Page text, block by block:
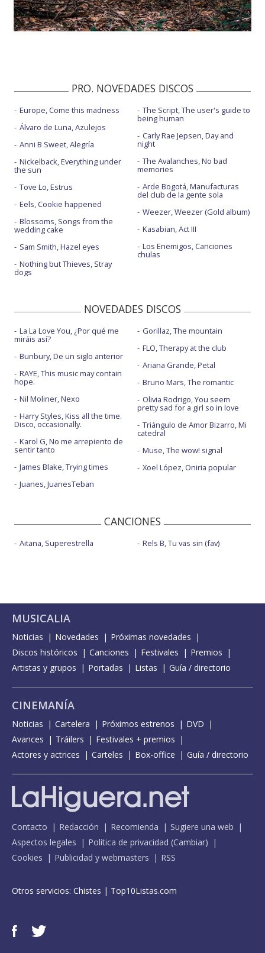
PRO. NOVEDADES DISCOS
Europe, Come this madness
Álvaro de Luna, Azulejos
Anni B Sweet, Alegría
Nickelback, Everything under
the sun
Tove Lo, Estrus
Eels, Cookie happened
Blossoms, Songs from the
wedding cake
Sam Smith, Hazel eyes
Nothing but Thieves, Stray
dogs
The Script, The user's guide to
being human
Carly Rae Jepsen, Day and
night
The Avalanches, No bad
memories
Arde Bogotá, Manufacturas
del club de la gente sola
Weezer, Weezer (Gold album)
Kasabian, Act III
Los Enemigos, Canciones
chulas
NOVEDADES DISCOS
La La Love You, ¿Por qué me
miráis así?
Bunbury, De un siglo anterior
RAYE, This music may contain
hope.
Nil Moliner, Nexo
Harry Styles, Kiss all the time.
Disco, occasionally.
Karol G, No me arrepiento de
sentir tanto
James Blake, Trying times
Juanes, JuanesTeban
Gorillaz, The mountain
FLO, Therapy at the club
Ariana Grande, Petal
Bruno Mars, The romantic
Olivia Rodrigo, You seem
pretty sad for a girl so in love
Triángulo de Amor Bizarro, Mi
catedral
Muse, The wow! signal
Xoel López, Oniria popular
CANCIONES
Aitana, Superestrella Rels B, Tu vas sin (fav)
MUSICALIA
Noticias Novedades
Próximas novedades
Discos históricos
Canciones Festivales
Premios
Artistas y grupos
Portadas Listas Guía / directorio
CINEMANÍA
Noticias Cartelera Próximos estrenos
DVD
Avances
Tráilers
Festivales + premios
Actores y actrices
Carteles Box-office Guía / directorio
Contacto Redacción Recomienda
Sugiere una web
Aspectos legales
Política de privacidad (Cambiar)
Cookies
Publicidad y webmasters RSS
Otros servicios: Chistes | Top10Listas.com